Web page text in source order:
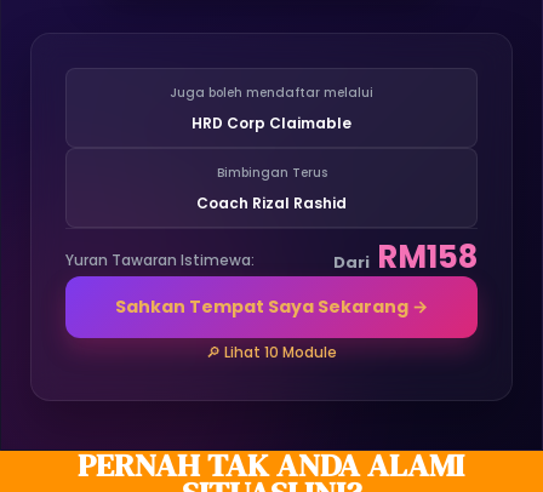
Juga boleh mendaftar melalui
HRD Corp Claimable
Bimbingan Terus
Coach Rizal Rashid
Yuran Tawaran Istimewa: Dari RM158
Sahkan Tempat Saya Sekarang →
🔎 Lihat 10 Module
PERNAH TAK ANDA ALAMI